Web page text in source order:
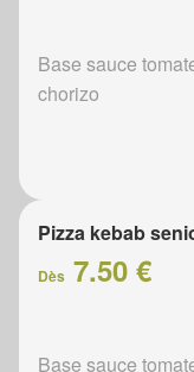
Base sauce
chorizo
Pizza kebab
Dès 7.50 €
Base sauce